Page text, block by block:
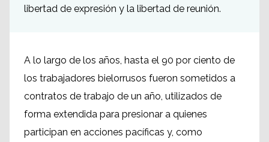
libertad de expresión y la libertad de reunión.
A lo largo de los años, hasta el 90 por ciento de
los trabajadores bielorrusos fueron sometidos a
contratos de trabajo de un año, utilizados de
forma extendida para presionar a quienes
participan en acciones pacíficas y, como